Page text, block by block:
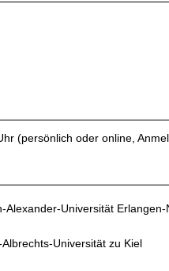
(persönlich oder online,
Alexander-Universität Erlangen-
Universität zu Kiel